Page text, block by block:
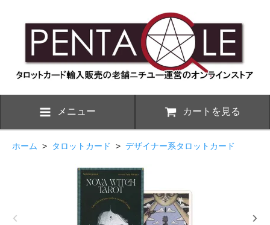
メニュー カートを見る
ホーム > タロットカード > デザイナー系タロットカード